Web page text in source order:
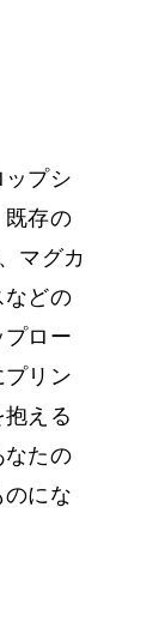
ップシ
既存の
マグカ
などの
プロー
プリン
抱える
なたの
のにな